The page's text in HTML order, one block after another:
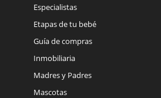
Especialistas
Etapas de tu bebé
Guía de compras
Inmobiliaria
Madres y Padres
Mascotas